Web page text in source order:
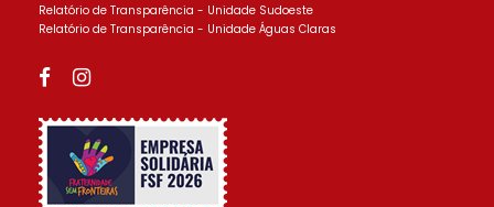
Relatório de Transparência - Unidade Sudoeste
Relatório de Transparência - Unidade Águas Claras